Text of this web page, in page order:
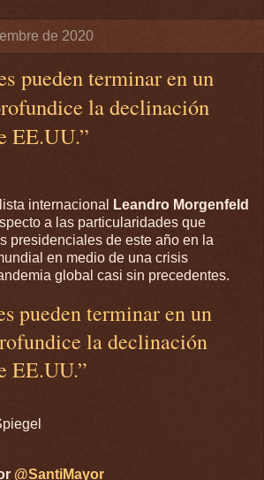
de 2020
pueden terminar en un
la declinación
EE.UU.”
internacional
Leandro Morgenfeld
a las particularidades que
presidenciales de este año en la
en medio de una crisis
global casi sin precedentes.
pueden terminar en un
la declinación
EE.UU.”
@SantiMayor